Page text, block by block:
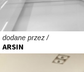
dodane przez /
ARSIN